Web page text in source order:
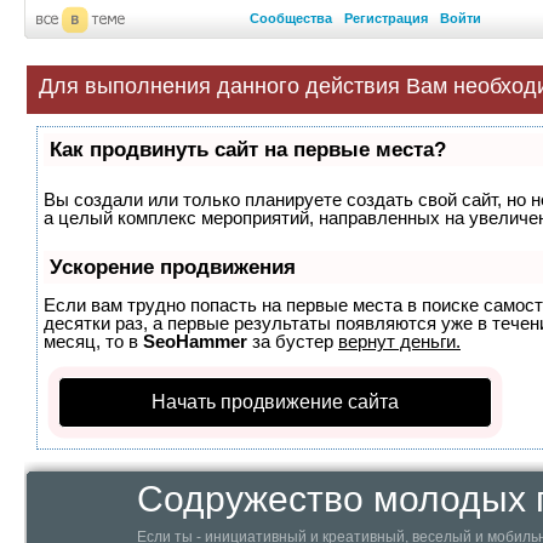
Сообщества Регистрация Войти
Для выполнения данного действия Вам
Как продвинуть сайт на первые места?
Вы создали или только планируете создать свой сайт, но
а целый комплекс мероприятий, направленных на
Ускорение продвижения
Если вам трудно попасть на первые места в поиске
десятки раз, а первые результаты появляются уже в
месяц, то в SeoHammer за бустер вернут деньги.
Начать продвижение сайта
Содружество молодых
Если ты - инициативный и креативный, веселый и